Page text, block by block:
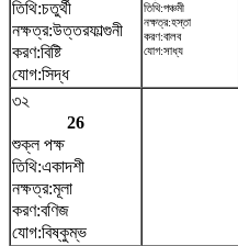
তিথি:চতুর্থী
নক্ষত্র:উত্তরফাল্গুনী
করণ:বিষ্টি
যোগ:সিদ্ধ
তিথি:পঞ্চমী
নক্ষত্র:হস্তা
করণ:বালব
যোগ:সাধ্য
৩২
26
শুক্ল পক্ষ
তিথি:একাদশী
নক্ষত্র:মূলা
করণ:বণিজ
যোগ:বিষ্কুম্ভ